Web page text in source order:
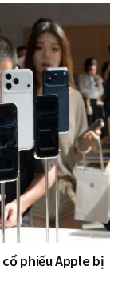
cổ phiếu Apple bị